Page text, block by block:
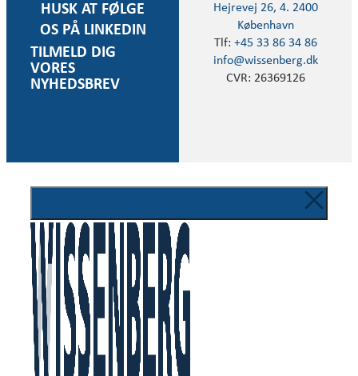
HUSK AT FØLGE
OS PÅ LINKEDIN
TILMELD DIG
VORES
NYHEDSBREV
Hejrevej 26, 4. 2400
København
Tlf: +45 33 86 34 86
info@wissenberg.dk
CVR: 26369126